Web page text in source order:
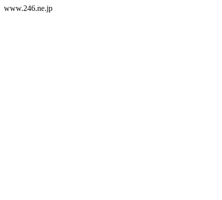
www.246.ne.jp